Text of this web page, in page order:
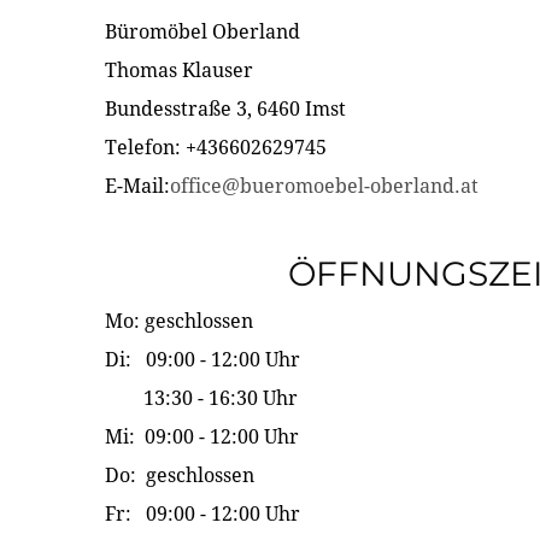
Büromöbel Oberland
Thomas Klauser
Bundesstraße 3, 6460 Imst
Telefon: +436602629745
E-Mail:office@bueromoebel-oberland.at
Mo: geschlossen
Di: 09:00 - 12:00 Uhr
13:30 - 16:30 Uhr
Mi: 09:00 - 12:00 Uhr
Do: geschlossen
Fr: 09:00 - 12:00 Uhr